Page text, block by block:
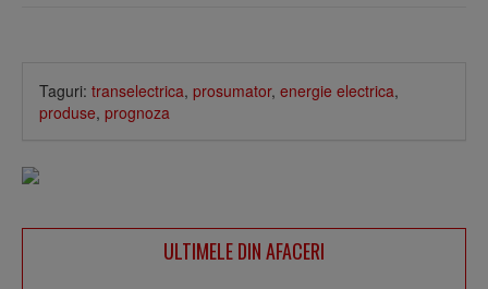
Taguri: transelectrica, prosumator, energie electrica,
produse, prognoza
ULTIMELE DIN AFACERI